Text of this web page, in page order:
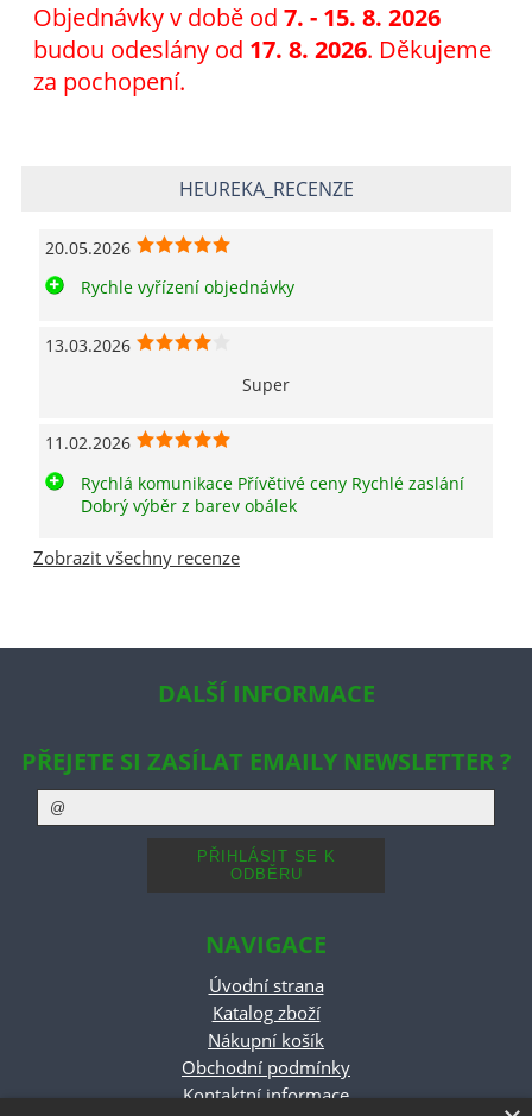
Objednávky v době od 7. - 15. 8. 2026
budou odeslány od 17. 8. 2026. Děkujeme
za pochopení.
HEUREKA_RECENZE
20.05.2026
Rychle vyřízení objednávky
13.03.2026
Super
11.02.2026
Rychlá komunikace Přívětivé ceny Rychlé zaslání
Dobrý výběr z barev obálek
Zobrazit všechny recenze
DALŠÍ INFORMACE
PŘEJETE SI ZASÍLAT EMAILY NEWSLETTER ?
NAVIGACE
Úvodní strana
Katalog zboží
Nákupní košík
Obchodní podmínky
Kontaktní informace